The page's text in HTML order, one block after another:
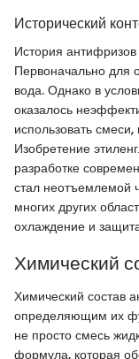
Исторический
История антифризов
Первоначально для
вода. Однако в
оказалось
использовать
Изобретение
разработке
стал неотъемлемой
многих других
охлаждение и
Химический
Химический состав
определяющим их
не просто смесь
формула, которая